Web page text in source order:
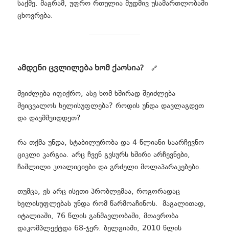
საქმე. მაგრამ, უფრო რთულია მუდმივ უსამართლობაში
ცხოვრება.
ამდენი ცვლილება ხომ ქაოსია?
შეიძლება იფიქრო, ასე ხომ ხშირად შეიძლება
შეიცვალოს ხელისუფლება? როდის უნდა დავლაგდეთ
და დავმშვიდდეთ?
რა თქმა უნდა, სტაბილურობა და 4-წლიანი საარჩევნო
ციკლი კარგია. არც ჩვენ გვსურს ხშირი არჩევნები,
ჩაშლილი კოალიციები და გრძელი მოლაპარაკებები.
თუმცა, ეს არც ისეთი პრობლემაა, როგორადაც
ხელისუფლებას უნდა რომ წარმოაჩინოს. მაგალითად,
იტალიაში, 76 წლის განმავლობაში, მთავრობა
დაკომპლექტდა 68-ჯერ. ბელგიაში, 2010 წლის